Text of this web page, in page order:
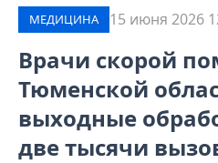
МЕДИЦИНА 15 июня 2026
Врачи скорой
Тюменской
выходные
две тысячи